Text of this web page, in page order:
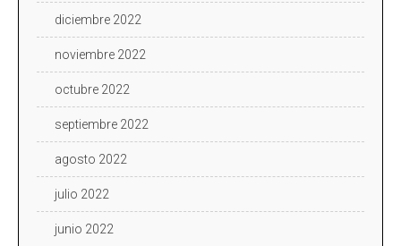
diciembre 2022
noviembre 2022
octubre 2022
septiembre 2022
agosto 2022
julio 2022
junio 2022